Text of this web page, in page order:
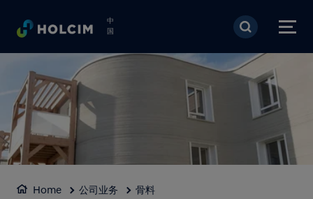
跳转到主要内容
中
国
Home 公司业务 骨料